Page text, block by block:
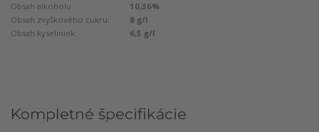
Obsah alkoholu:
10,36%
Obsah zvyškového cukru:
8 g/l
Obsah kyseliniek:
6,5 g/l
Kompletné špecifikácie